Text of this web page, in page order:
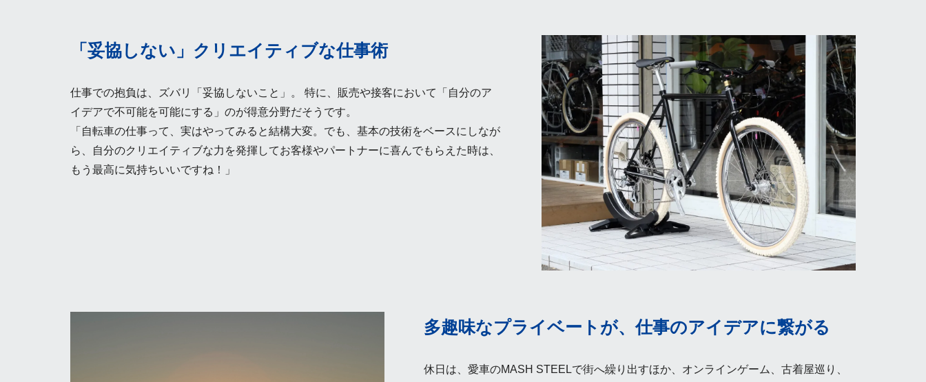
「妥協しない」クリエイティブな仕事術
仕事での抱負は、ズバリ「妥協しないこと」。 特に、販売や接客において「自分のア
イデアで不可能を可能にする」のが得意分野だそうです。
「自転車の仕事って、実はやってみると結構大変。でも、基本の技術をベースにしなが
ら、自分のクリエイティブな力を発揮してお客様やパートナーに喜んでもらえた時は、
もう最高に気持ちいいですね！」
多趣味なプライベートが、仕事のアイデアに繋がる
休日は、愛車のMASH STEELで街へ繰り出すほか、オンラインゲーム、古着屋巡り、